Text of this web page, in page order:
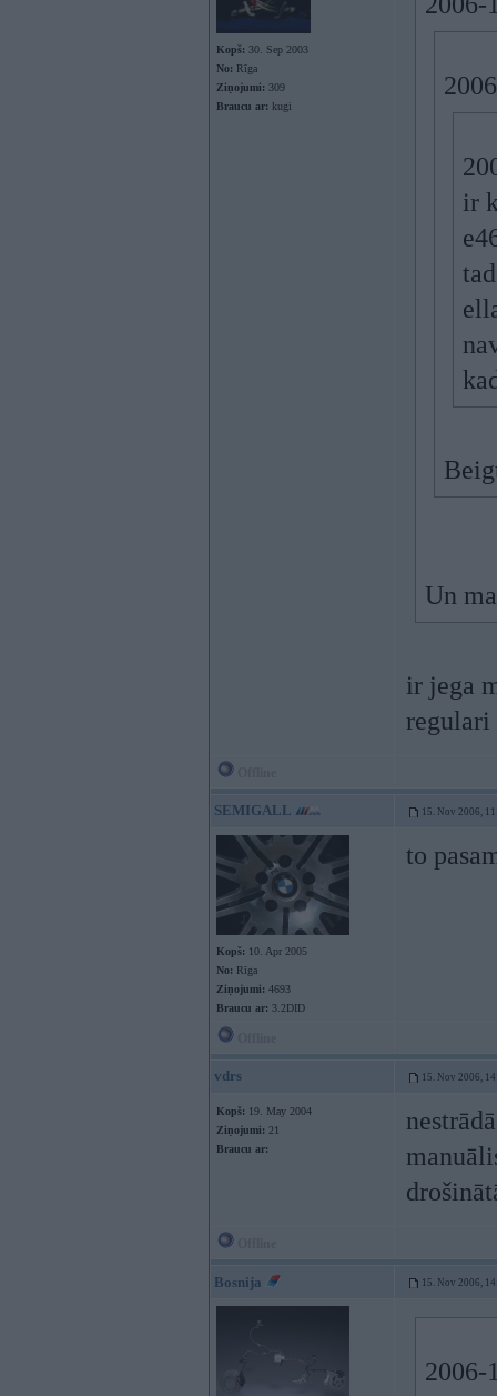
Kopš: 30. Sep 2003
No: Rīga
Ziņojumi: 309
Braucu ar: kugi
ir
Un
ir jega
regulari
SEMIGALL 15. Nov 2006,
Kopš: 10. Apr 2005
No: Rīga
Ziņojumi: 4693
Braucu ar: 3.2DID
to
vdrs 15. Nov 2006,
Kopš: 19. May 2004
Ziņojumi: 21
Braucu ar:
Bosnija 15. Nov 2006,
2006-